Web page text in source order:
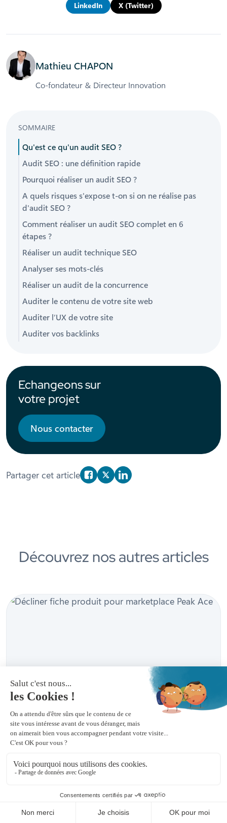
LinkedIn
X (Twitter)
Mathieu CHAPON
Co-fondateur & Directeur Innovation
SOMMAIRE
Qu'est ce qu'un audit SEO ?
Audit SEO : une définition rapide
Pourquoi réaliser un audit SEO ?
A quels risques s'expose t-on si on ne réalise pas
d'audit SEO ?
Comment réaliser un audit SEO complet en 6
étapes ?
Réaliser un audit technique SEO
Analyser ses mots-clés
Réaliser un audit de la concurrence
Auditer le contenu de votre site web
Auditer l’UX de votre site
Auditer vos backlinks
Echangeons sur
votre projet
Nous contacter
Partager cet article Partager sur Facebook
Partager sur X/Twitter
Partager sur Linkedin
Découvrez nos autres articles
Astuces SEO
Décliner une fiche produit pour
des marketplaces
Envie de gagner du temps ? Faites résumer cet